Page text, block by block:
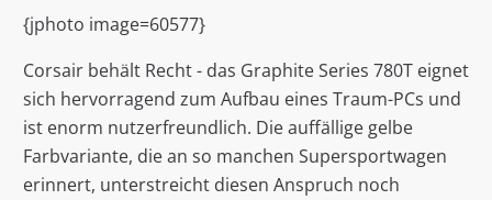
{jphoto image=60577}
Corsair behält Recht - das Graphite Series 780T eignet
sich hervorragend zum Aufbau eines Traum-PCs und
ist enorm nutzerfreundlich. Die auffällige gelbe
Farbvariante, die an so manchen Supersportwagen
erinnert, unterstreicht diesen Anspruch noch